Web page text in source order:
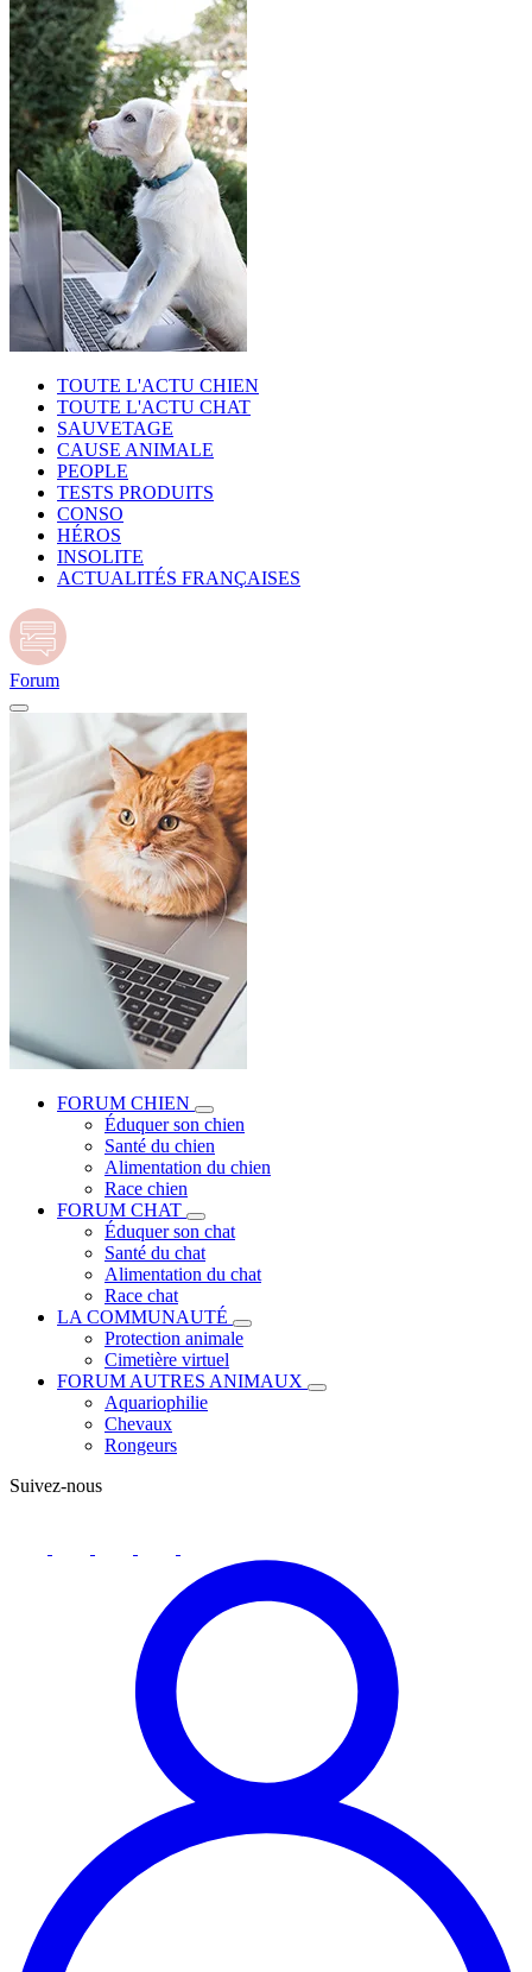
TOUTE L'ACTU CHIEN
TOUTE L'ACTU CHAT
SAUVETAGE
CAUSE ANIMALE
PEOPLE
TESTS PRODUITS
CONSO
HÉROS
INSOLITE
ACTUALITÉS FRANÇAISES
Forum
FORUM CHIEN
Éduquer son chien
Santé du chien
Alimentation du chien
Race chien
FORUM CHAT
Éduquer son chat
Santé du chat
Alimentation du chat
Race chat
LA COMMUNAUTÉ
Protection animale
Cimetière virtuel
FORUM AUTRES ANIMAUX
Aquariophilie
Chevaux
Rongeurs
Suivez-nous